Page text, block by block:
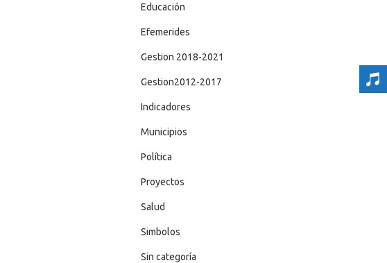
Educación
Efemerides
Gestion 2018-2021
Gestion2012-2017
Indicadores
Municipios
Política
Proyectos
Salud
Simbolos
Sin categoría